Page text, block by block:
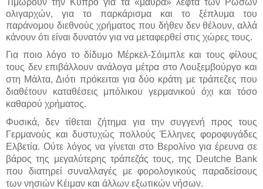
Τιμωρούν την Κύπρο για τα «μαύρα» λεφτά των Ρώσων
ολιγαρχών, για το παρκάρισμα και το ξέπλυμα του
παράνομου διεθνούς χρήματος που δήθεν δεν θέλουν, αλλά
κάνουν ότι είναι δυνατόν για να μεταφερθεί στις χώρες τους.
Για ποιο λόγο το δίδυμο Μέρκελ-Σόιμπλε και τους φίλους
τους δεν επιβάλλουν ανάλογα μέτρα στο Λουξεμβούργο και
στη Μάλτα, Διότι πρόκειται για δύο κράτη με τράπεζες που
διαθέτουν καταθέσεις μπόλικου γερμανικού όχι και τόσο
καθαρού χρήματος.
Φυσικά, δεν τίθεται ζήτημα για την συγγενή προς τους
Γερμανούς και δυστυχώς πολλούς Έλληνες φοροφυγάδες
Ελβετία. Ούτε λόγος να γίνεται στο Βερολίνο για έρευνα σε
βάρος της μεγαλύτερης τράπεζάς τους, της Deutche Bank
που διατηρεί συναλλαγές με φορολογικούς παραδείσους
των νησιών Κέιμαν και άλλων εξωτικών νήσων.